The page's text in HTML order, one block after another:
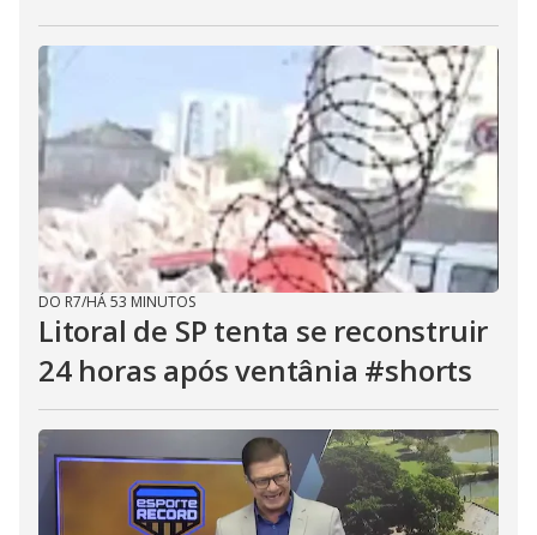
DO R7/HÁ 53 MINUTOS
Litoral de SP tenta se reconstruir
24 horas após ventânia #shorts